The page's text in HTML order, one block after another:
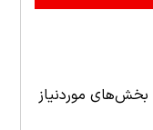
بخش‌های موردنیاز